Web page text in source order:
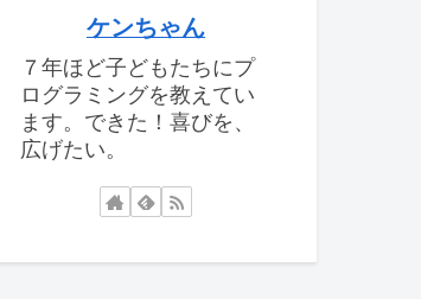
ケンちゃん
７年ほど子どもたちにプ
ログラミングを教えてい
ます。できた！喜びを、
広げたい。